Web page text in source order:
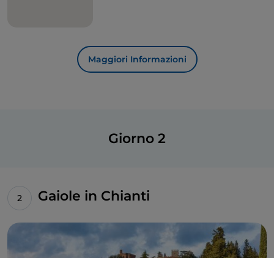
Maggiori Informazioni
Giorno 2
Gaiole in Chianti